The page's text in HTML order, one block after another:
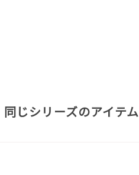
同じシリーズのアイテム